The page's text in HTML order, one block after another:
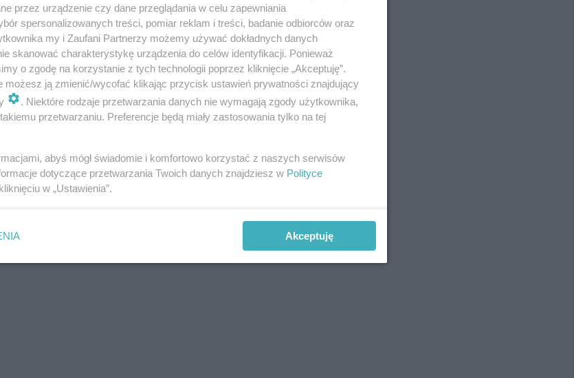
REKLAMA
przez urządzenie czy dane przeglądania w celu zapewniania
spersonalizowanych treści, pomiar reklam i treści, badanie odbiorców oraz
my i Zaufani Partnerzy możemy używać dokładnych danych
skanować charakterystykę urządzenia do celów identyfikacji. Ponieważ
o zgodę na korzystanie z tych technologii poprzez kliknięcie „Akceptuję”.
możesz ją zmienić/wycofać klikając przycisk ustawień prywatności znajdujący
. Niektóre rodzaje przetwarzania danych nie wymagają zgody użytkownika,
przetwarzaniu. Preferencje będą miały zastosowania tylko na tej
abyś mógł świadomie i komfortowo korzystać z naszych serwisów
dotyczące przetwarzania Twoich danych znajdziesz w Polityce
w „Ustawienia”.
Akceptuję